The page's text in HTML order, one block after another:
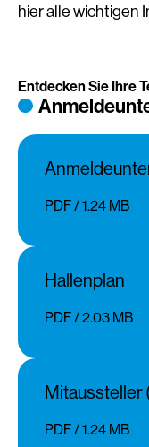
hier alle wichtigen
Entdecken Sie Ihre
PDF / 1.24 MB
Hallenplan
PDF / 2.03 MB
Mitaussteller
PDF / 1.24 MB